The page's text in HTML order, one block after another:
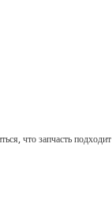
что запчасть подходит